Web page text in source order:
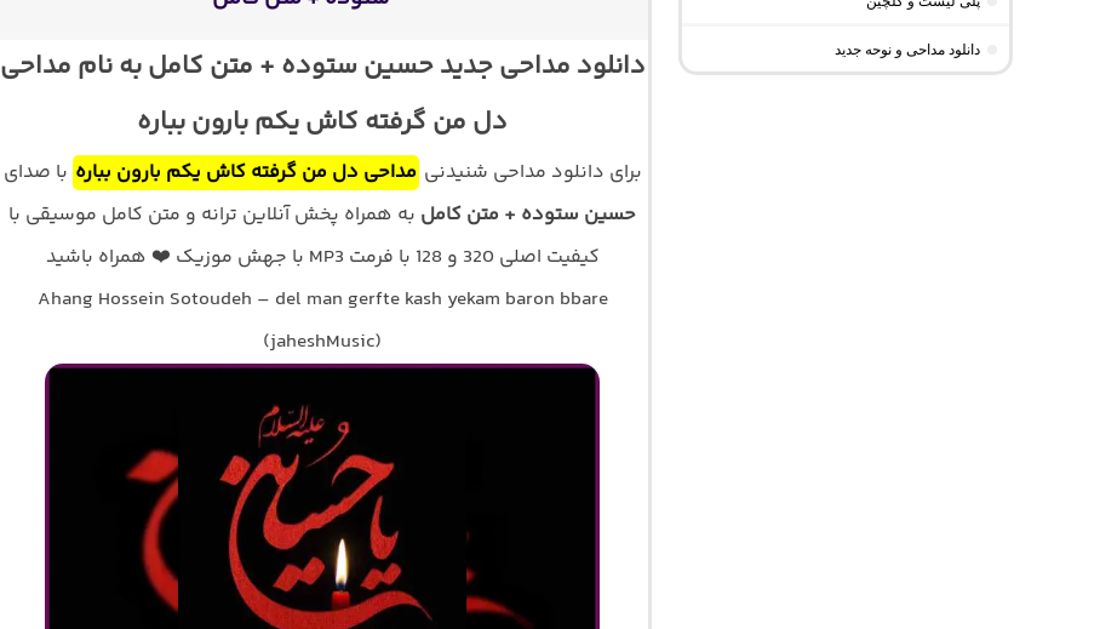
دانلود مداحی جدید حسین ستوده + متن کامل به نام مداحی
دل من گرفته کاش یکم بارون بباره
برای دانلود مداحی شنیدنی مداحی دل من گرفته کاش یکم بارون بباره با صدای
حسین ستوده + متن کامل به همراه پخش آنلاین ترانه و متن کامل موسیقی با
کیفیت اصلی 320 و 128 با فرمت MP3 با جهش موزیک ❤️ همراه باشید
Ahang Hossein Sotoudeh – del man gerfte kash yekam baron bbare
(jaheshMusic)
دانلود مداحی و نوحه جدید